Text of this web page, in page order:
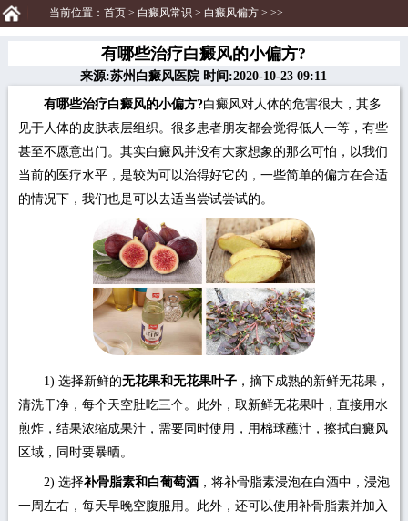
当前位置： 首页> 白癜风常识 > 白癜风偏方> >>
有哪些治疗白癜风的小偏方?
来源:苏州白癜风医院 时间:2020-10-23 09:11
有哪些治疗白癜风的小偏方?白癜风对人体的危害很大，其多
见于人体的皮肤表层组织。很多患者朋友都会觉得低人一等，有些
甚至不愿意出门。其实白癜风并没有大家想象的那么可怕，以我们
当前的医疗水平，是较为可以治得好它的，一些简单的偏方在合适
的情况下，我们也是可以去适当尝试尝试的。
1) 选择新鲜的无花果和无花果叶子，摘下成熟的新鲜无花果，
清洗干净，每个天空肚吃三个。此外，取新鲜无花果叶，直接用水
煎炸，结果浓缩成果汁，需要同时使用，用棉球蘸汁，擦拭白癜风
区域，同时要暴晒。
2) 选择补骨脂素和白葡萄酒，将补骨脂素浸泡在白酒中，浸泡
一周左右，每天早晚空腹服用。此外，还可以使用补骨脂素并加入